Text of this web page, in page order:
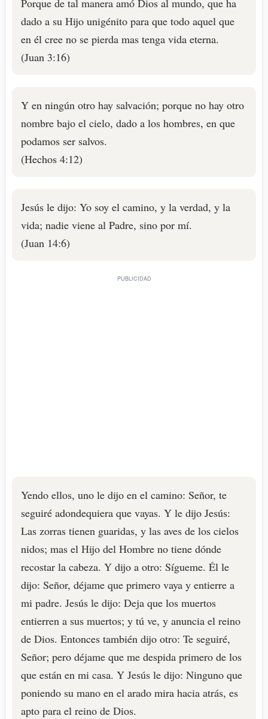
Porque de tal manera amó Dios al mundo, que ha
dado a su Hijo unigénito para que todo aquel que
en él cree no se pierda mas tenga vida eterna.
(Juan 3:16)
Y en ningún otro hay salvación; porque no hay otro
nombre bajo el cielo, dado a los hombres, en que
podamos ser salvos.
(Hechos 4:12)
Jesús le dijo: Yo soy el camino, y la verdad, y la
vida; nadie viene al Padre, sino por mí.
(Juan 14:6)
Yendo ellos, uno le dijo en el camino: Señor, te
seguiré adondequiera que vayas. Y le dijo Jesús:
Las zorras tienen guaridas, y las aves de los cielos
nidos; mas el Hijo del Hombre no tiene dónde
recostar la cabeza. Y dijo a otro: Sígueme. Él le
dijo: Señor, déjame que primero vaya y entierre a
mi padre. Jesús le dijo: Deja que los muertos
entierren a sus muertos; y tú ve, y anuncia el reino
de Dios. Entonces también dijo otro: Te seguiré,
Señor; pero déjame que me despida primero de los
que están en mi casa. Y Jesús le dijo: Ninguno que
poniendo su mano en el arado mira hacia atrás, es
apto para el reino de Dios.